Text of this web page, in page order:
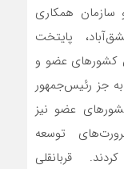
همکاری
عشق‌آباد، پایتخت
کشورهای عضو و
جز رئیس‌جمهور
عضو نیز
توسعه
قربانقلی